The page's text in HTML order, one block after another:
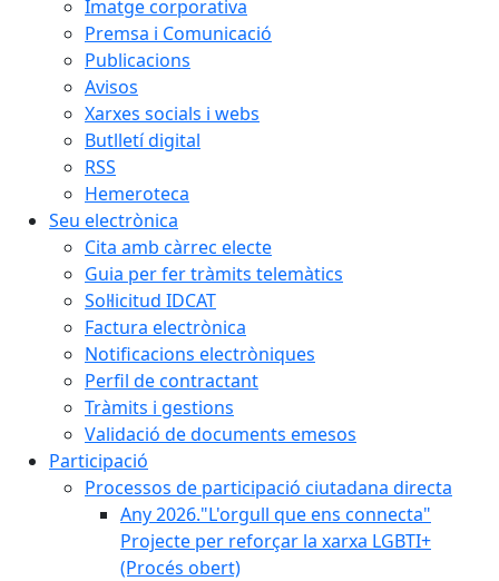
Imatge corporativa
Premsa i Comunicació
Publicacions
Avisos
Xarxes socials i webs
Butlletí digital
RSS
Hemeroteca
Seu electrònica
Cita amb càrrec electe
Guia per fer tràmits telemàtics
Sol·licitud IDCAT
Factura electrònica
Notificacions electròniques
Perfil de contractant
Tràmits i gestions
Validació de documents emesos
Participació
Processos de participació ciutadana directa
Any 2026."L'orgull que ens connecta"
Projecte per reforçar la xarxa LGBTI+
(Procés obert)